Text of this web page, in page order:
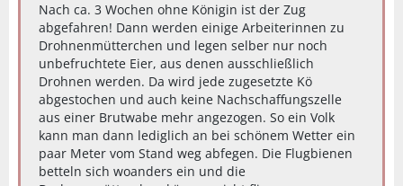
Nach ca. 3 Wochen ohne Königin ist der Zug
abgefahren! Dann werden einige Arbeiterinnen zu
Drohnenmütterchen und legen selber nur noch
unbefruchtete Eier, aus denen ausschließlich
Drohnen werden. Da wird jede zugesetzte Kö
abgestochen und auch keine Nachschaffungszelle
aus einer Brutwabe mehr angezogen. So ein Volk
kann man dann lediglich an bei schönem Wetter ein
paar Meter vom Stand weg abfegen. Die Flugbienen
betteln sich woanders ein und die